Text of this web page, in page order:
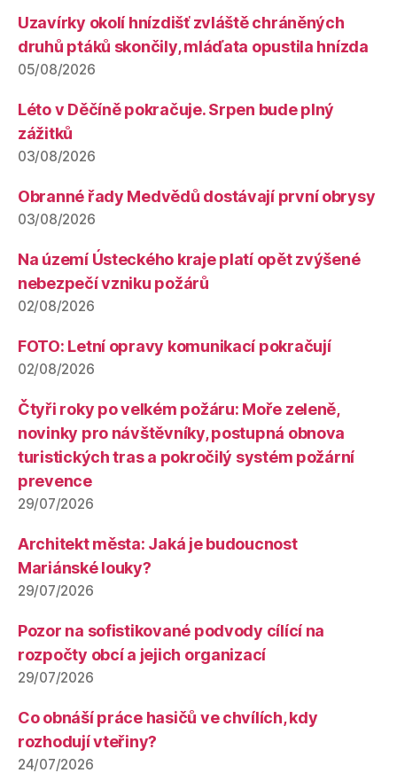
Uzavírky okolí hnízdišť zvláště chráněných
druhů ptáků skončily, mláďata opustila hnízda
05/08/2026
Léto v Děčíně pokračuje. Srpen bude plný
zážitků
03/08/2026
Obranné řady Medvědů dostávají první obrysy
03/08/2026
Na území Ústeckého kraje platí opět zvýšené
nebezpečí vzniku požárů
02/08/2026
FOTO: Letní opravy komunikací pokračují
02/08/2026
Čtyři roky po velkém požáru: Moře zeleně,
novinky pro návštěvníky, postupná obnova
turistických tras a pokročilý systém požární
prevence
29/07/2026
Architekt města: Jaká je budoucnost
Mariánské louky?
29/07/2026
Pozor na sofistikované podvody cílící na
rozpočty obcí a jejich organizací
29/07/2026
Co obnáší práce hasičů ve chvílích, kdy
rozhodují vteřiny?
24/07/2026